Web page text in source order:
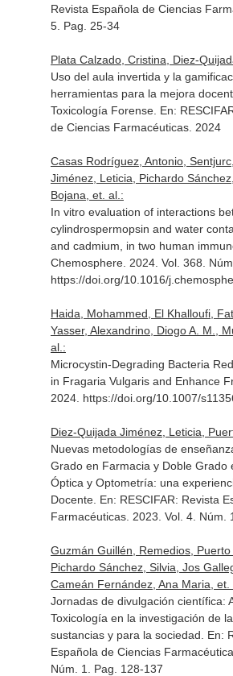
Revista Española de Ciencias
5. Pag. 25-34
Plata Calzado, Cristina, Diez-
Uso del aula invertida y la
herramientas para la mejora
Toxicología Forense. En:
de Ciencias Farmacéuticas. 2024
Casas Rodríguez, Antonio,
Jiménez, Leticia, Pichardo
Bojana, et. al.:
In vitro evaluation of interactions
cylindrospermopsin and water
and cadmium, in two human
Chemosphere. 2024. Vol. 368.
https://doi.org/10.1016/
Haida, Mohammed, El Khalloufi,
Yasser, Alexandrino, Diogo A. M.,
al.:
Microcystin-Degrading Bacteria
in Fragaria Vulgaris and Enhance
2024. https://doi.org/10.1007/
Diez-Quijada Jiménez, Leticia,
Nuevas metodologías de
Grado en Farmacia y Doble Grado
Óptica y Optometría: una
Docente. En: RESCIFAR: Revista
Farmacéuticas. 2023. Vol. 4. Núm.
Guzmán Guillén, Remedios,
Pichardo Sánchez, Silvia, Jos
Cameán Fernández, Ana Maria, et.
Jornadas de divulgación científica:
Toxicología en la investigación de
sustancias y para la sociedad. En:
Española de Ciencias
Núm. 1. Pag. 128-137